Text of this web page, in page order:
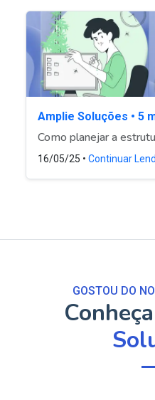
Amplie Soluções • 5
Como planejar a
16/05/25 • Continuar
GOSTOU DO